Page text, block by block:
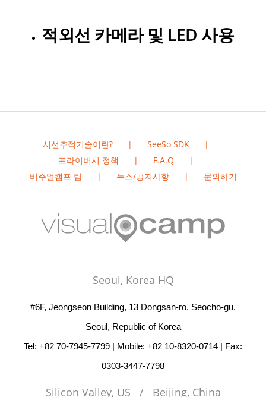
적외선 카메라 및 LED 사용
시선추적기술이란?
SeeSo SDK
프라이버시 정책
F.A.Q
비주얼캠프 팀
뉴스/공지사항 문의하기
Seoul, Korea HQ
#6F, Jeongseon Building, 13 Dongsan-ro, Seocho-gu,
Seoul, Republic of Korea
Tel: +82 70-7945-7799 | Mobile: +82 10-8320-0714 | Fax:
0303-3447-7798
Silicon Valley, US / Beijing, China